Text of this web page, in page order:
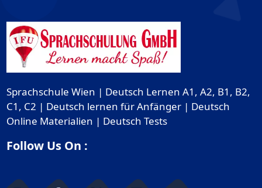
Sprachschule Wien | Deutsch Lernen A1, A2, B1, B2,
C1, C2 | Deutsch lernen für Anfänger | Deutsch
Online Materialien | Deutsch Tests
Follow Us On :